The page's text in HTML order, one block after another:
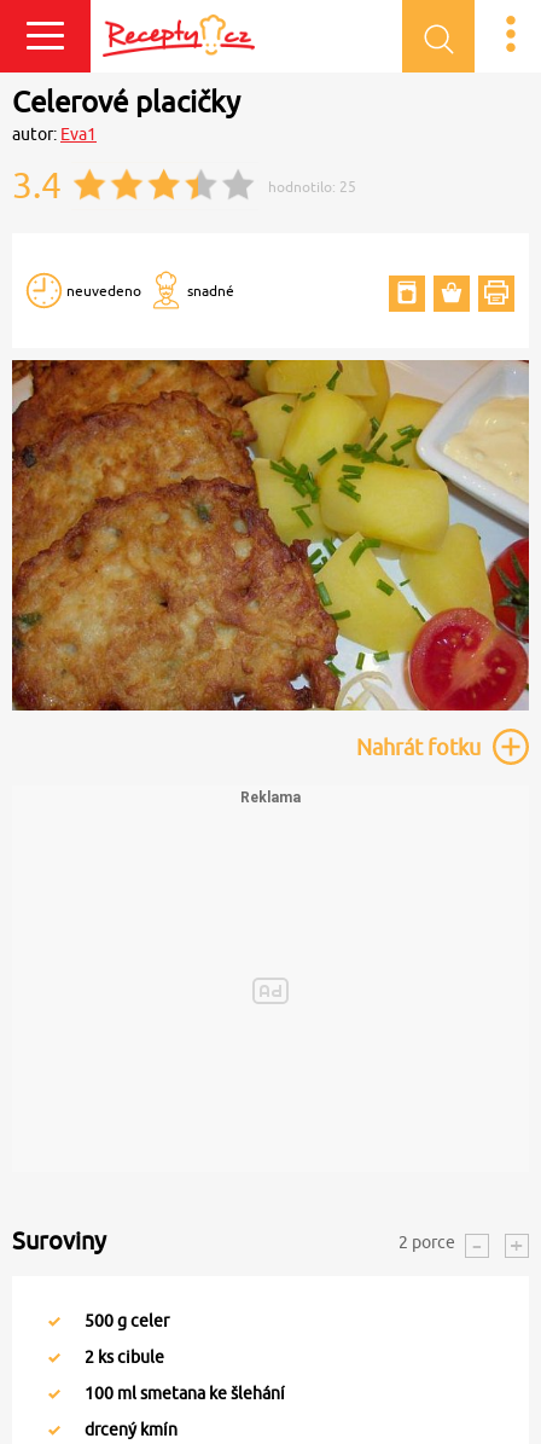
Přihlásit se
Celerové placičky
autor: Eva1
3.4 hodnotilo: 25
neuvedeno snadné
Nahrátfotku
Suroviny 2 porce
500g celer
2 ks cibule
100 ml smetana ke šlehání
drcený kmín